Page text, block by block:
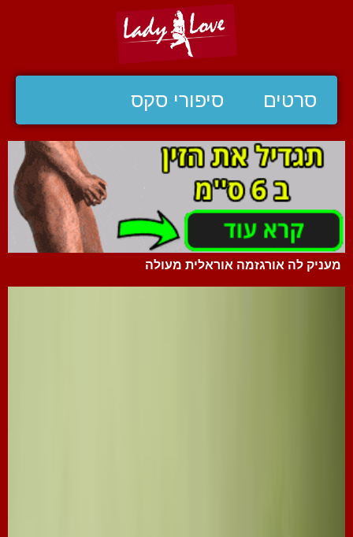
סרטים סיפורי סקס
מעניק לה אורגזמה אוראלית מעולה